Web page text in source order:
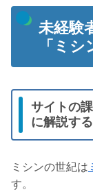
未経験
「ミシ
サイトの
に解説する
ミシンの世紀は
す。